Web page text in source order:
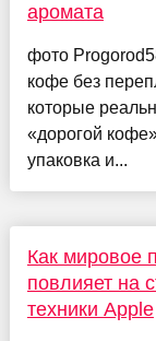
аромата
фото
кофе без
которые
«дорогой
упаковка и...
Как мировое
повлияет на
техники Apple